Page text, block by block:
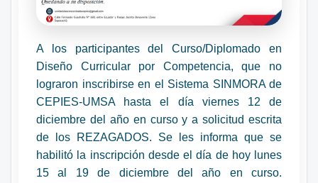
A los participantes del Curso/Diplomado en
Diseño Curricular por Competencia, que no
lograron inscribirse en el Sistema SINMORA de
CEPIES-UMSA hasta el día viernes 12 de
diciembre del año en curso y a solicitud escrita
de los REZAGADOS. Se les informa que se
habilitó la inscripción desde el día de hoy lunes
15 al 19 de diciembre del año en curso.